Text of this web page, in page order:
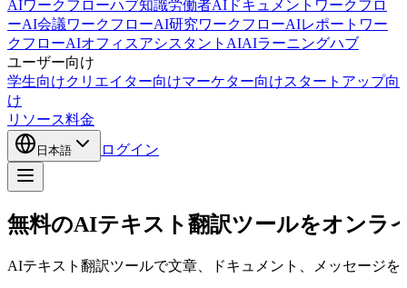
AIワークフローハブ知識労働者AI ドキュメントワークフロ
ーAI会議ワークフローAI研究ワークフローAIレポートワー
クフローAIオフィスアシスタントAIAIラーニングハブ
ユーザー向け
学生向けクリエイター向けマーケター向けスタートアップ向
け
リソース料金
日本語 ログイン
無料のAIテキスト翻訳ツールをオンラ
AIテキスト翻訳ツールで文章、ドキュメント、メッセージ